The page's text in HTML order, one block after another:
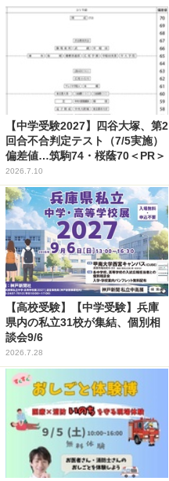
【中学受験2027】四谷大塚、第2
回合不合判定テスト（7/5実施）
偏差値…筑駒74・桜蔭70＜PR＞
2026.7.10
【高校受験】【中学受験】兵庫
県内の私立31校が集結、個別相
談会9/6
2026.7.28